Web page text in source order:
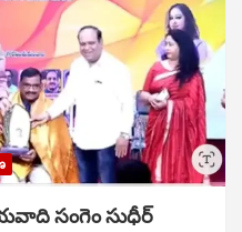
సంగెం సుధీర్